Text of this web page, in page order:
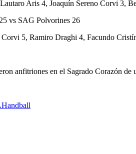
Aris 4, Joaquín Sereno Corvi 3,
vs SAG Polvorines 26
5, Ramiro Draghi 4, Facundo
anfitriones en el Sagrado Corazón
Handball